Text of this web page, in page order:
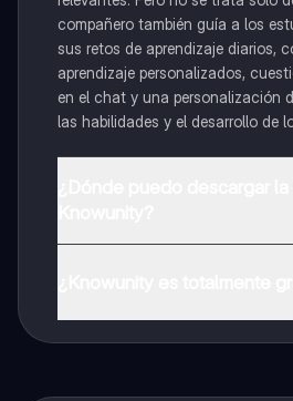
compañero también guía a los
sus retos de aprendizaje diarios,
aprendizaje personalizados,
en el chat y una personalización
las habilidades y el desarrollo de